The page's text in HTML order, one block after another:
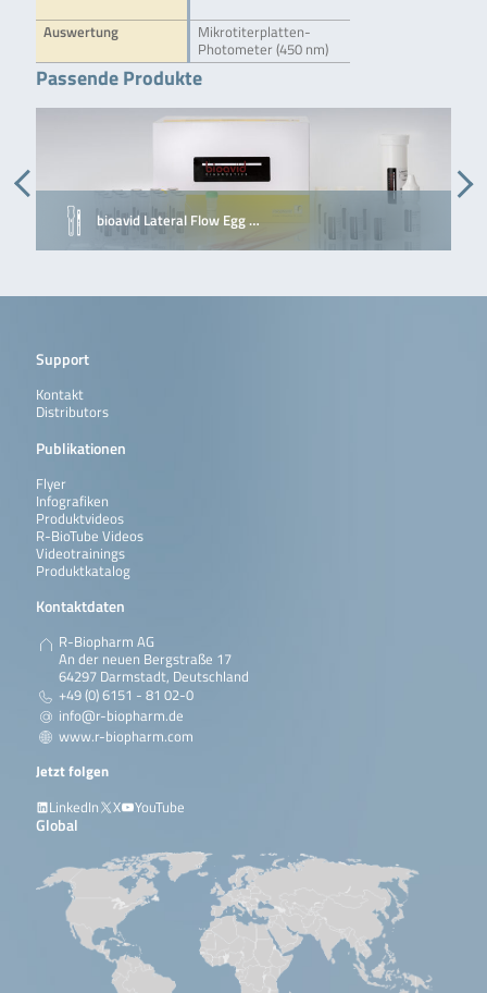
Auswertung
Mikrotiterplatten-
Photometer (450 nm)
Passende Produkte
bioavid Lateral Flow Egg …
Support
Kontakt
Distributors
Publikationen
Flyer
Infografiken
Produktvideos
R-BioTube Videos
Videotrainings
Produktkatalog
Kontaktdaten
R-Biopharm AG
An der neuen Bergstraße 17
64297 Darmstadt, Deutschland
+49 (0) 6151 - 81 02-0
info@r-biopharm.de
www.r-biopharm.com
Jetzt folgen
LinkedIn
X YouTube
Global